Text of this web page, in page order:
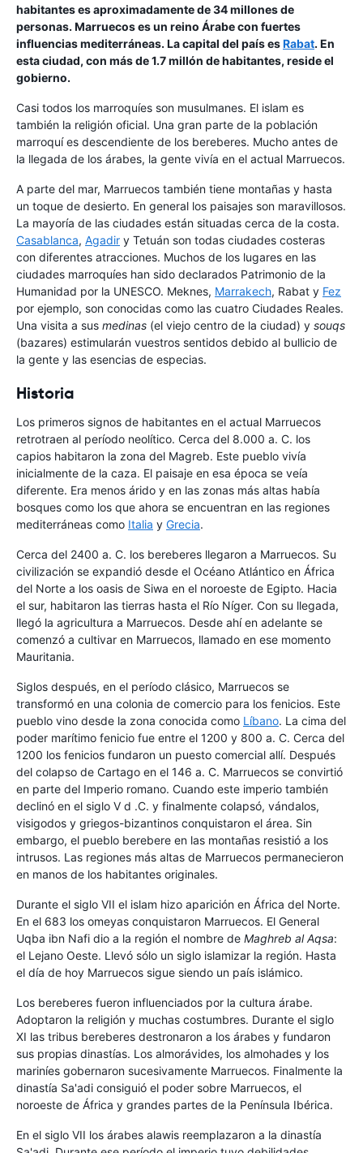
habitantes es aproximadamente de 34 millones de
personas. Marruecos es un reino Árabe con fuertes
influencias mediterráneas. La capital del país esRabat. En
esta ciudad, con más de 1.7 millón de habitantes, reside el
gobierno.
Casi todos los marroquíes son musulmanes. El islam es
también la religión oficial. Una gran parte de la población
marroquí es descendiente de los bereberes. Mucho antes de
la llegada de los árabes, la gente vivía en el actual Marruecos.
A parte del mar, Marruecos también tiene montañas y hasta
un toque de desierto. En general los paisajes son maravillosos.
La mayoría de las ciudades están situadas cerca de la costa.
Casablanca, Agadir y Tetuán son todas ciudades costeras
con diferentes atracciones. Muchos de los lugares en las
ciudades marroquíes han sido declarados Patrimonio de la
Humanidad por la UNESCO. Meknes, Marrakech, Rabat y Fez
por ejemplo, son conocidas como las cuatro Ciudades Reales.
Una visita a sus medinas (el viejo centro de la ciudad) y souqs
(bazares) estimularán vuestros sentidos debido al bullicio de
la gente y las esencias de especias.
Historia
Los primeros signos de habitantes en el actual Marruecos
retrotraen al período neolítico. Cerca del 8.000 a. C. los
capios habitaron la zona del Magreb. Este pueblo vivía
inicialmente de la caza. El paisaje en esa época se veía
diferente. Era menos árido y en las zonas más altas había
bosques como los que ahora se encuentran en las regiones
mediterráneas como Italia y Grecia.
Cerca del 2400 a. C. los bereberes llegaron a Marruecos. Su
civilización se expandió desde el Océano Atlántico en África
del Norte a los oasis de Siwa en el noroeste de Egipto. Hacia
el sur, habitaron las tierras hasta el Río Níger. Con su llegada,
llegó la agricultura a Marruecos. Desde ahí en adelante se
comenzó a cultivar en Marruecos, llamado en ese momento
Mauritania.
Siglos después, en el período clásico, Marruecos se
transformó en una colonia de comercio para los fenicios. Este
pueblo vino desde la zona conocida como Líbano. La cima del
poder marítimo fenicio fue entre el 1200 y 800 a. C. Cerca del
1200 los fenicios fundaron un puesto comercial allí. Después
del colapso de Cartago en el 146 a. C. Marruecos se convirtió
en parte del Imperio romano. Cuando este imperio también
declinó en el siglo V d .C. y finalmente colapsó, vándalos,
visigodos y griegos-bizantinos conquistaron el área. Sin
embargo, el pueblo berebere en las montañas resistió a los
intrusos. Las regiones más altas de Marruecos permanecieron
en manos de los habitantes originales.
Durante el siglo VII el islam hizo aparición en África del Norte.
En el 683 los omeyas conquistaron Marruecos. El General
Uqba ibn Nafi dio a la región el nombre de Maghreb al Aqsa:
el Lejano Oeste. Llevó sólo un siglo islamizar la región. Hasta
el día de hoy Marruecos sigue siendo un país islámico.
Los bereberes fueron influenciados por la cultura árabe.
Adoptaron la religión y muchas costumbres. Durante el siglo
XI las tribus bereberes destronaron a los árabes y fundaron
sus propias dinastías. Los almorávides, los almohades y los
mariníes gobernaron sucesivamente Marruecos. Finalmente la
dinastía Sa'adi consiguió el poder sobre Marruecos, el
noroeste de África y grandes partes de la Península Ibérica.
En el siglo VII los árabes alawis reemplazaron a la dinastía